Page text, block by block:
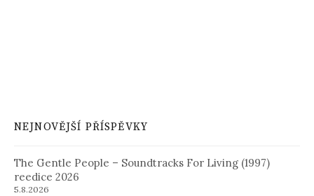
NEJNOVĚJŠÍ PŘÍSPĚVKY
The Gentle People – Soundtracks For Living (1997)
reedice 2026
5.8.2026